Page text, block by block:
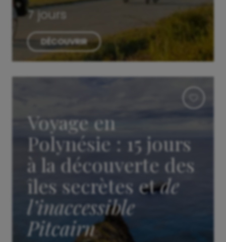
7 jours
DÉCOUVRIR
Voyage en
Polynésie : 15 jours
à la découverte des
îles secrètes etde
l’inaccessible
Pitcairn